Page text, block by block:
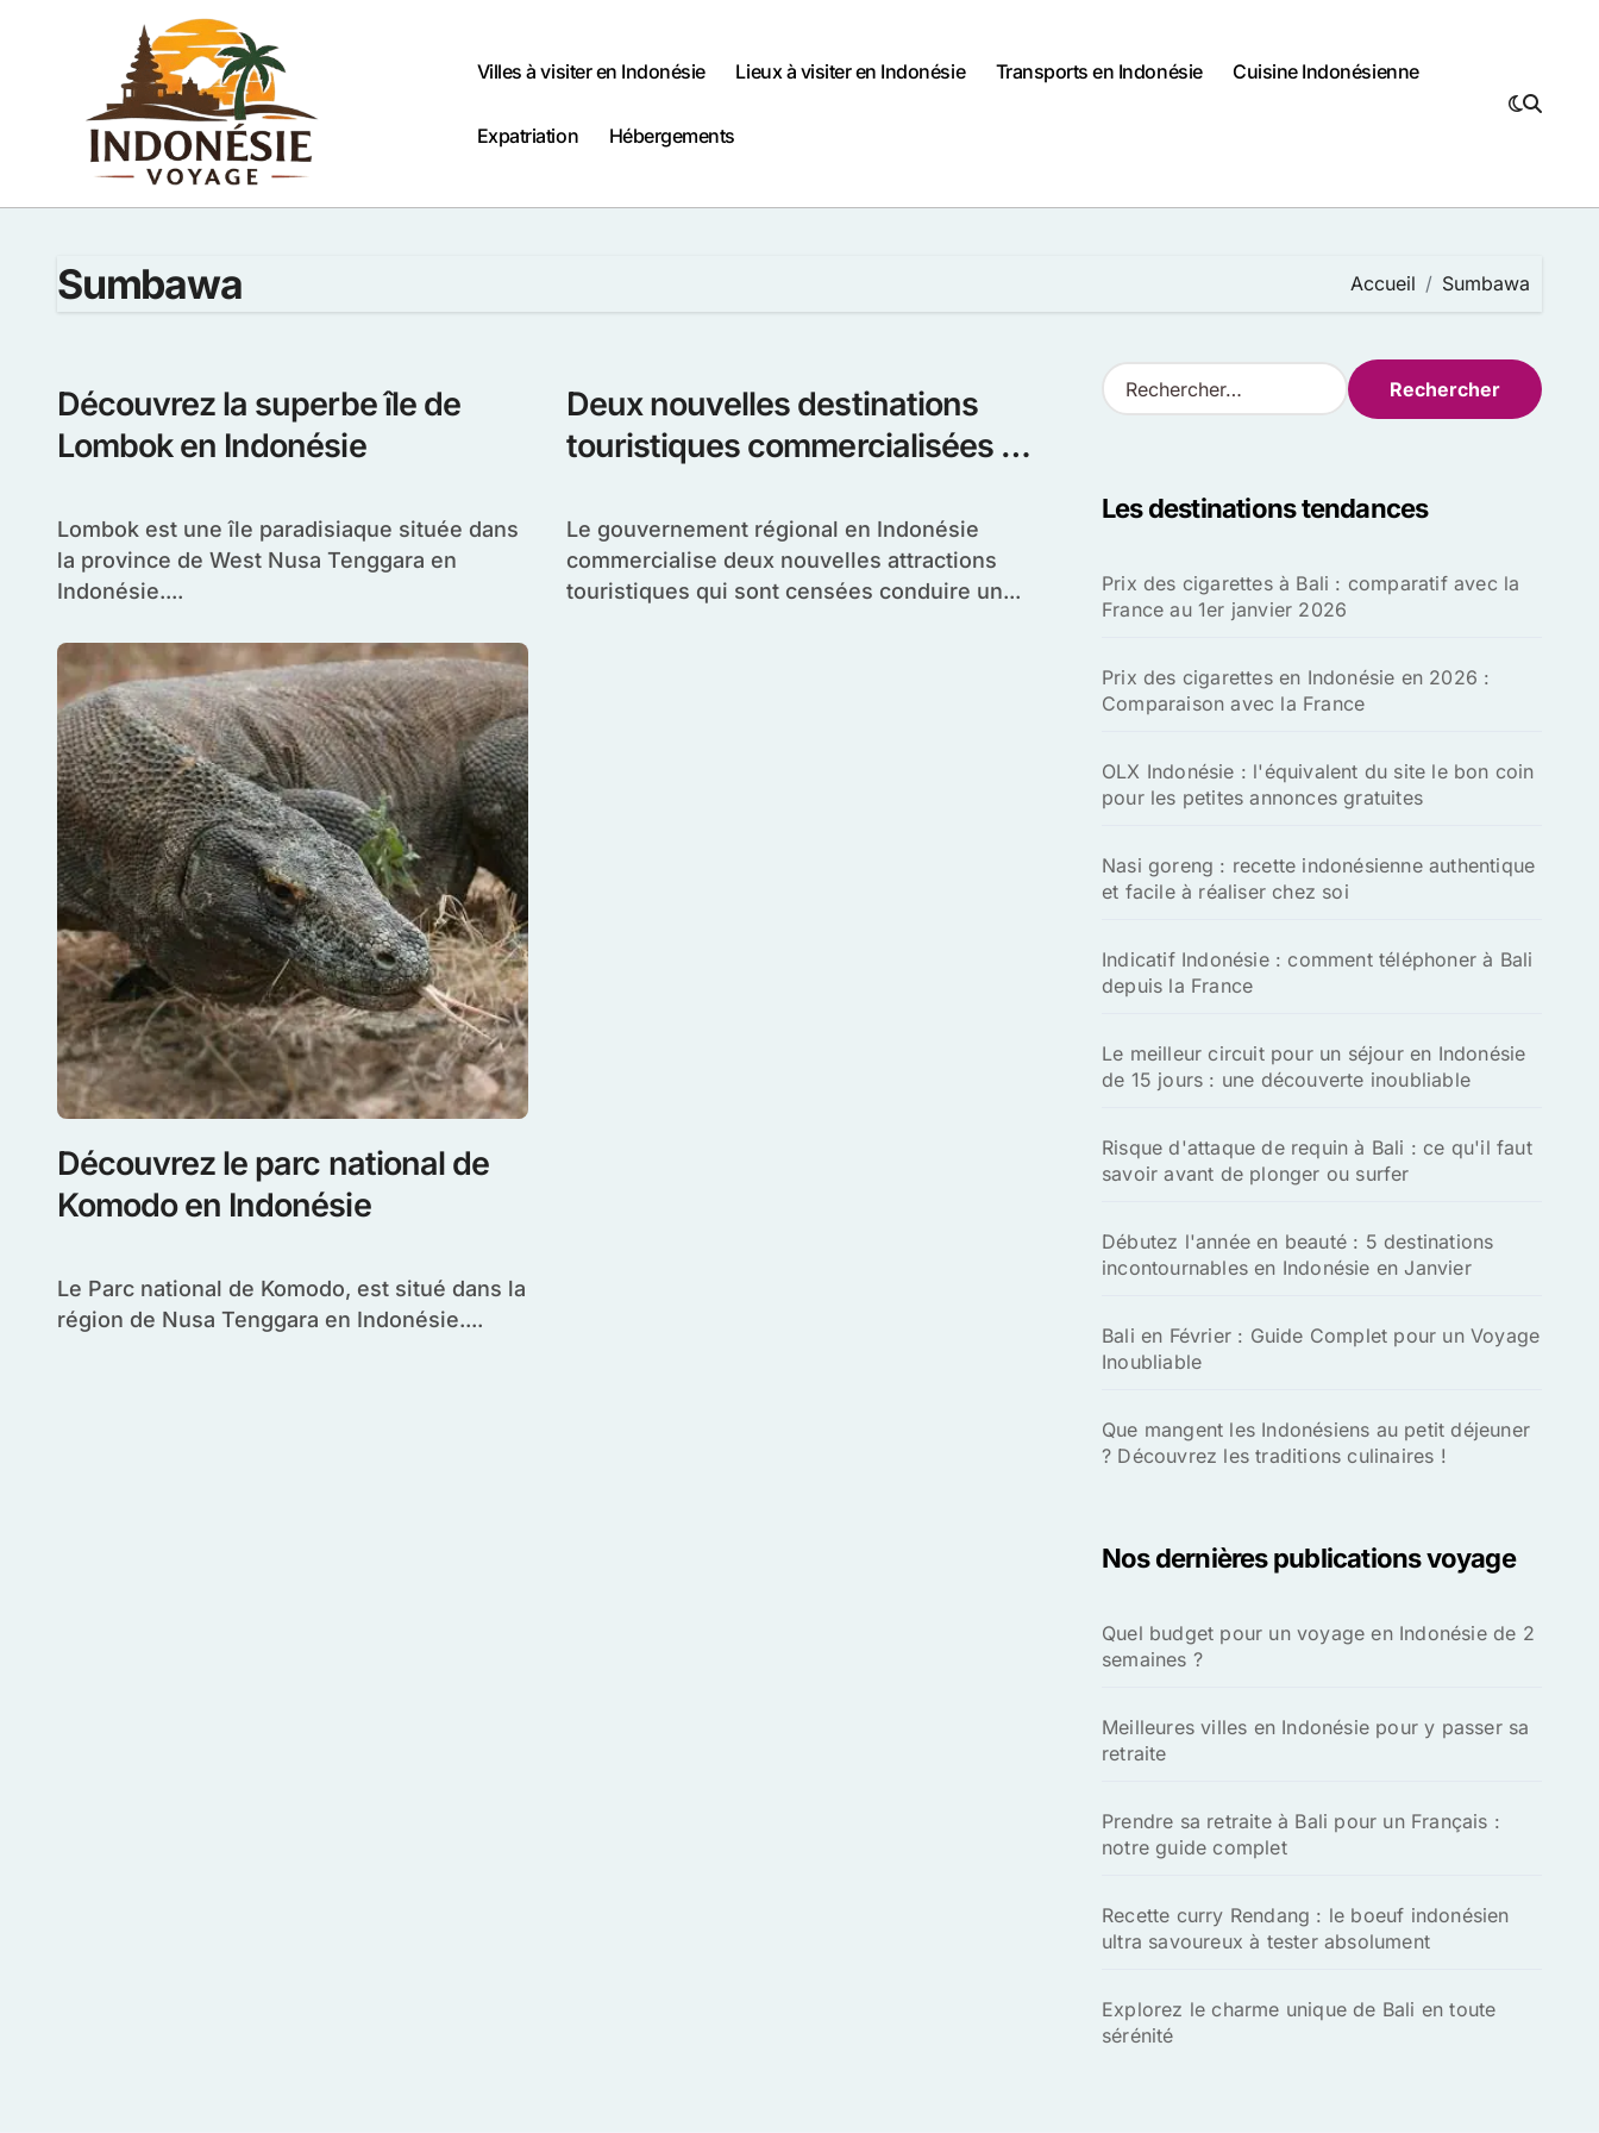
Villes à visiter en Indonésie Lieux à visiter en Indonésie Transports en Indonésie Cuisine Indonésienne
Expatriation Hébergements
Sumbawa Accueil Sumbawa
Découvrez la superbe île de
Lombok en Indonésie
Lombok est une île paradisiaque située dans
la province de West Nusa Tenggara en
Indonésie....
Deux nouvelles destinations
touristiques commercialisées en
Le gouvernement régional en Indonésie
commercialise deux nouvelles attractions
touristiques qui sont censées conduire un...
Découvrez le parc national de
Komodo en Indonésie
Le Parc national de Komodo, est situé dans la
région de Nusa Tenggara en Indonésie....
R
e
r
e
r
Les destinations tendances
Prix des cigarettes à Bali : comparatif avec la
France au 1er janvier 2026
Prix des cigarettes en Indonésie en 2026 :
Comparaison avec la France
OLX Indonésie : l'équivalent du site le bon coin
pour les petites annonces gratuites
Nasi goreng : recette indonésienne authentique
et facile à réaliser chez soi
Indicatif Indonésie : comment téléphoner à Bali
depuis la France
Le meilleur circuit pour un séjour en Indonésie
de 15 jours : une découverte inoubliable
Risque d'attaque de requin à Bali : ce qu'il faut
savoir avant de plonger ou surfer
Débutez l'année en beauté : 5 destinations
incontournables en Indonésie en Janvier
Bali en Février : Guide Complet pour un Voyage
Inoubliable
Que mangent les Indonésiens au petit déjeuner
? Découvrez les traditions culinaires !
Nos dernières publications voyage
Quel budget pour un voyage en Indonésie de 2
semaines ?
Meilleures villes en Indonésie pour y passer sa
retraite
Prendre sa retraite à Bali pour un Français :
notre guide complet
Recette curry Rendang : le boeuf indonésien
ultra savoureux à tester absolument
Explorez le charme unique de Bali en toute
sérénité